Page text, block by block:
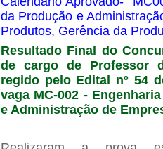
Calendário Aprovado-
da Produção e
Produtos, Gerência da
Resultado Final do
de cargo de Professor
regido pelo Edital nº 54
vaga MC-002 -
e Administração de